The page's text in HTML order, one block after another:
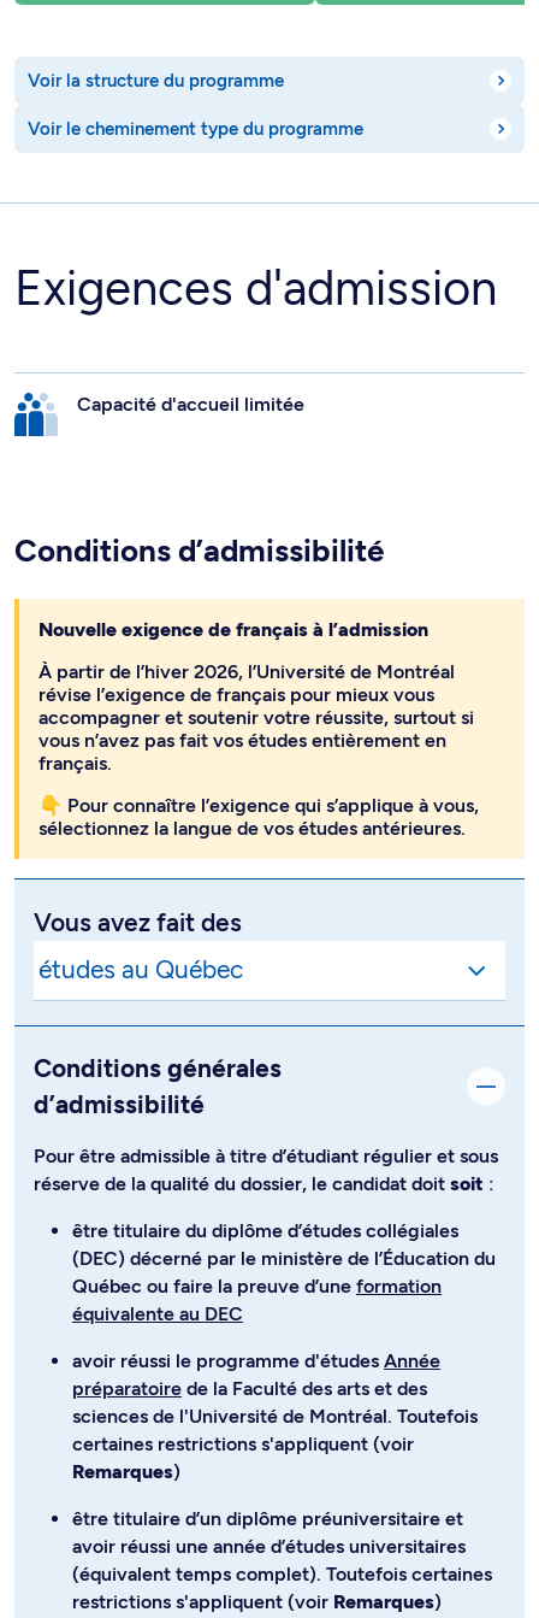
Voir la structure du programme
Voir le cheminement type du programme
Exigences d'admission
Capacité d'accueil limitée
Conditions d’admissibilité
Nouvelle exigence de français à l’admission
À partir de l’hiver 2026, l’Université de Montréal
révise l’exigence de français pour mieux vous
accompagner et soutenir votre réussite, surtout si
vous n’avez pas fait vos études entièrement en
français.
👇 Pour connaître l’exigence qui s’applique à vous,
sélectionnez la langue de vos études antérieures.
Vous avez fait des
Conditions générales
d’admissibilité
Pour être admissible à titre d’étudiant régulier et sous
réserve de la qualité du dossier, le candidat doit soit :
être titulaire du diplôme d’études collégiales
(DEC) décerné par le ministère de l’Éducation du
Québec ou faire la preuve d’une formation
équivalente au DEC
avoir réussi le programme d'études Année
préparatoire de la Faculté des arts et des
sciences de l'Université de Montréal. Toutefois
certaines restrictions s'appliquent (voir
Remarques)
être titulaire d’un diplôme préuniversitaire et
avoir réussi une année d’études universitaires
(équivalent temps complet). Toutefois certaines
restrictions s'appliquent (voir Remarques)